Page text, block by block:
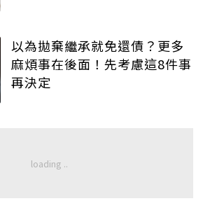
以為拋棄繼承就免還債？更多
麻煩事在後面！先考慮這8件事
再決定